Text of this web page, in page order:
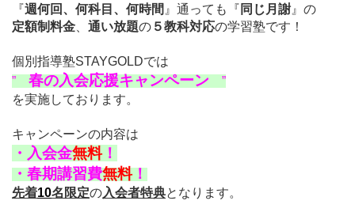
『週何回、何科目、何時間 』通っても『 同じ月謝 』の
定額制料金
通い放題の ５教科対応の学習塾です！
個別指導塾STAYGOLDでは
”
春の入会応援キャンペーン
”
を実施しております。
キャンペーンの内容は
・ 入会金無料！
・ 春期講習費無料！
先着10名限定の入会者特典となります。